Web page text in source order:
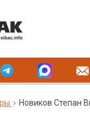
Новиков Степан